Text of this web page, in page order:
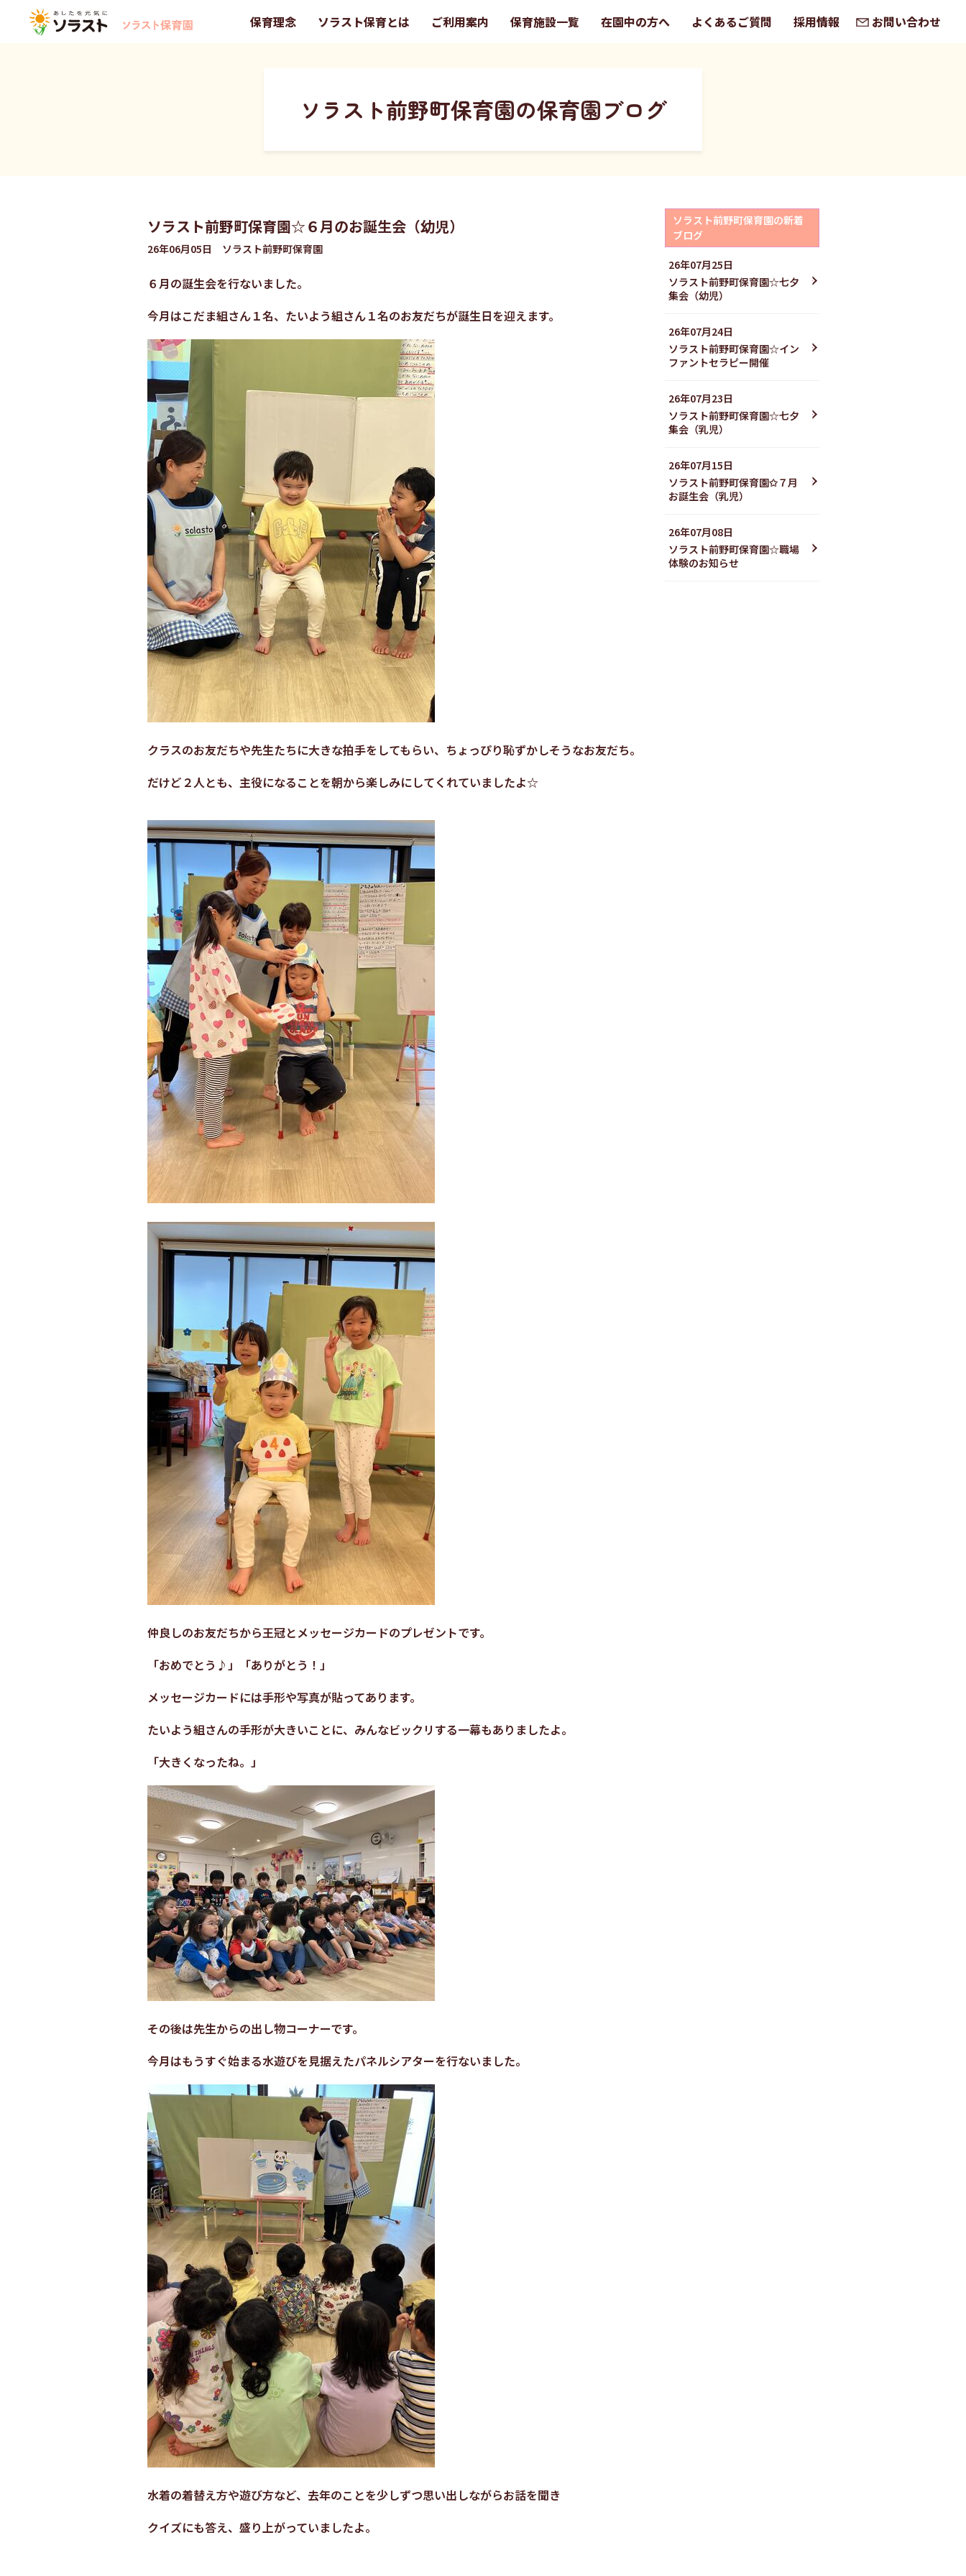
保育理念 ソラスト保育とは ご利用案内 保育施設一覧 在園中の方へ よくあるご質問 採用情報 お問い合わせ
ソラスト前野町保育園の保育園ブログ
ソラスト前野町保育園☆６月のお誕生会（幼児）
26年06月05日 ソラスト前野町保育園
６月の誕生会を行ないました。
今月はこだま組さん１名、たいよう組さん１名のお友だちが誕生日を迎えます。
クラスのお友だちや先生たちに大きな拍手をしてもらい、ちょっぴり恥ずかしそうなお友だち。
だけど２人とも、主役になることを朝から楽しみにしてくれていましたよ☆
仲良しのお友だちから王冠とメッセージカードのプレゼントです。
「おめでとう♪」「ありがとう！」
メッセージカードには手形や写真が貼ってあります。
たいよう組さんの手形が大きいことに、みんなビックリする一幕もありましたよ。
「大きくなったね。」
その後は先生からの出し物コーナーです。
今月はもうすぐ始まる水遊びを見据えたパネルシアターを行ないました。
水着の着替え方や遊び方など、去年のことを少しずつ思い出しながらお話を聞き
クイズにも答え、盛り上がっていましたよ。
ソラスト前野町保育園の新着
ブログ
26年07月25日
ソラスト前野町保育園☆七夕
集会（幼児）
26年07月24日
ソラスト前野町保育園☆イン
ファントセラピー開催
26年07月23日
ソラスト前野町保育園☆七夕
集会（乳児）
26年07月15日
ソラスト前野町保育園✩７月
お誕生会（乳児）
26年07月08日
ソラスト前野町保育園☆職場
体験のお知らせ